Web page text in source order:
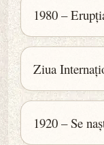
1980 –
Ziua
1920 – Se